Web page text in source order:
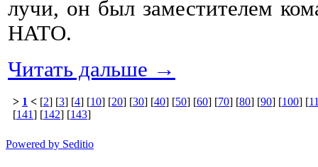
лучи, он был заместителем
НАТО.
Читать дальше →
> 1 < [2] [3] [4] [10] [20] [30] [40] [50] [60] [70] [80] [90] [100] [
[141] [142] [143]
Powered by Seditio